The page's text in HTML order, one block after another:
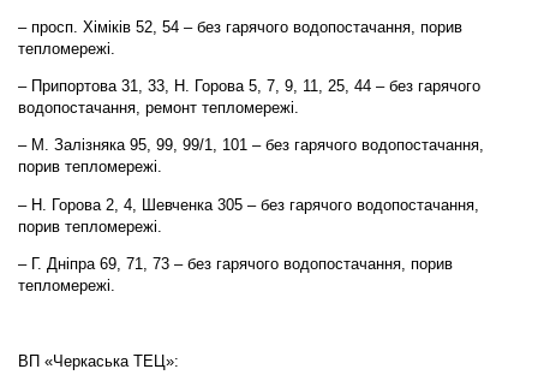
– просп. Хіміків 52, 54 – без гарячого водопостачання, порив
тепломережі.
– Припортова 31, 33, Н. Горова 5, 7, 9, 11, 25, 44 – без гарячого
водопостачання, ремонт тепломережі.
– М. Залізняка 95, 99, 99/1, 101 – без гарячого водопостачання,
порив тепломережі.
– Н. Горова 2, 4, Шевченка 305 – без гарячого водопостачання,
порив тепломережі.
– Г. Дніпра 69, 71, 73 – без гарячого водопостачання, порив
тепломережі.
ВП «Черкаська ТЕЦ»: